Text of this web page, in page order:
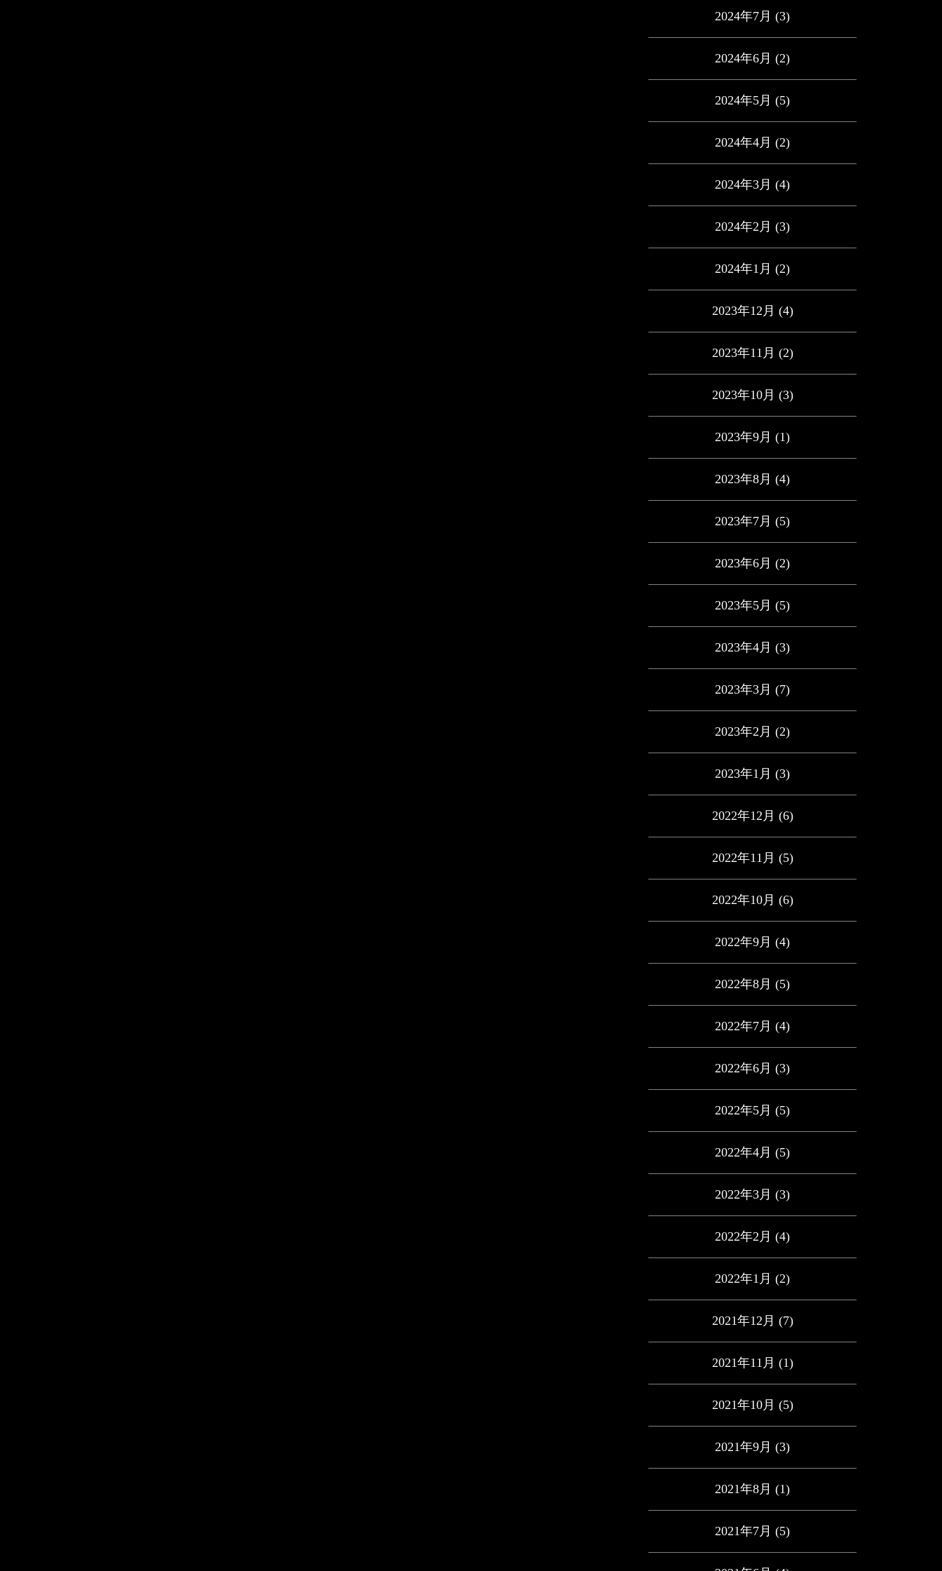
2024年7月 (3)
2024年6月 (2)
2024年5月 (5)
2024年4月 (2)
2024年3月 (4)
2024年2月 (3)
2024年1月 (2)
2023年12月 (4)
2023年11月 (2)
2023年10月 (3)
2023年9月 (1)
2023年8月 (4)
2023年7月 (5)
2023年6月 (2)
2023年5月 (5)
2023年4月 (3)
2023年3月 (7)
2023年2月 (2)
2023年1月 (3)
2022年12月 (6)
2022年11月 (5)
2022年10月 (6)
2022年9月 (4)
2022年8月 (5)
2022年7月 (4)
2022年6月 (3)
2022年5月 (5)
2022年4月 (5)
2022年3月 (3)
2022年2月 (4)
2022年1月 (2)
2021年12月 (7)
2021年11月 (1)
2021年10月 (5)
2021年9月 (3)
2021年8月 (1)
2021年7月 (5)